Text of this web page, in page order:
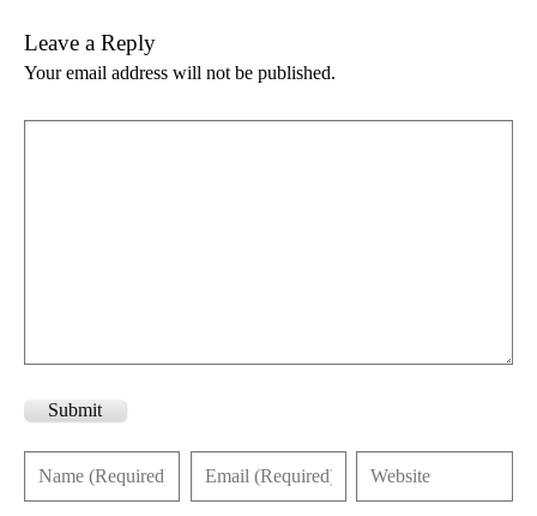
Leave a Reply
Your email address will not be published.
Submit